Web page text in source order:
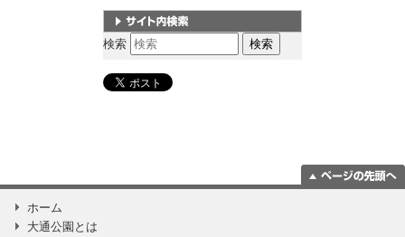
サイト内検索
検索
ホーム
大通公園とは